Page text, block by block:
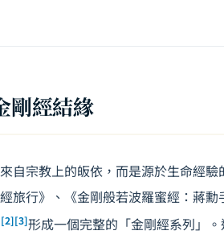
剛經結緣
自宗教上的皈依，而是源於生命經
旅行》、《金剛般若波羅蜜經：蔣
[2][3]形成一個完整的「金剛經系列」